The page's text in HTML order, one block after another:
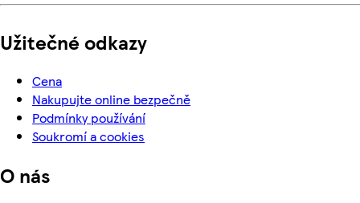
Užitečné odkazy
Cena
Nakupujte online bezpečně
Podmínky používání
Soukromí a cookies
O nás